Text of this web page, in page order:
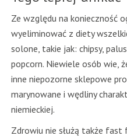
Ze względu na konieczność
wyeliminować z diety
solone, takie jak: chipsy,
popcorn. Niewiele osób wie,
inne niepozorne sklepowe
marynowane i wędliny
niemieckiej.
Zdrowiu nie służą także fast